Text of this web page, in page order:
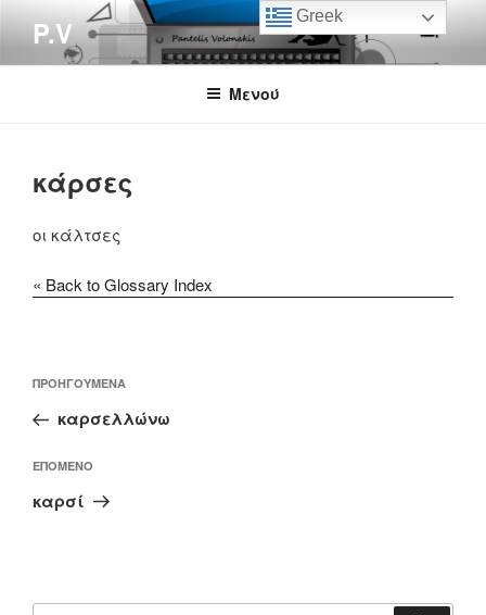
περιεχόμενο
P.V
Μενού
κάρσες
οι κάλτσες
« Back to Glossary Index
άρθρων
Προηγούμενο
άρθρο
ΠΡΟΗΓΟΎΜΕΝΑ
καρσελλώνω
Επόμενο
άρθρο
ΕΠΌΜΕΝΟ
καρσί
Greek